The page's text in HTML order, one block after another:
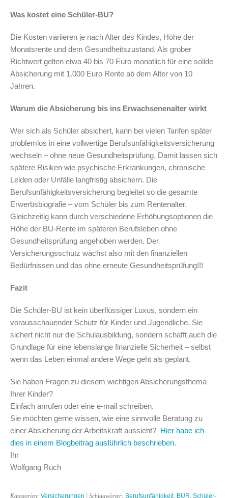
Was kostet eine Schüler-BU?
Die Kosten variieren je nach Alter des Kindes, Höhe der
Monatsrente und dem Gesundheitszustand. Als grober
Richtwert gelten etwa 40 bis 70 Euro monatlich für eine solide
Absicherung mit 1.000 Euro Rente ab dem Alter von 10
Jahren.
Warum die Absicherung bis ins Erwachsenenalter wirkt
Wer sich als Schüler absichert, kann bei vielen Tarifen später
problemlos in eine vollwertige Berufsunfähigkeitsversicherung
wechseln – ohne neue Gesundheitsprüfung. Damit lassen sich
spätere Risiken wie psychische Erkrankungen, chronische
Leiden oder Unfälle langfristig absichern. Die
Berufsunfähigkeitsversicherung begleitet so die gesamte
Erwerbsbiografie – vom Schüler bis zum Rentenalter.
Gleichzeitig kann durch verschiedene Erhöhungsoptionen die
Höhe der BU-Rente im späteren Berufsleben ohne
Gesundheitsprüfung angehoben werden. Der
Versicherungsschutz wächst also mit den finanziellen
Bedürfnissen und das ohne erneute Gesundheitsprüfung!!!
Fazit
Die Schüler-BU ist kein überflüssiger Luxus, sondern ein
vorausschauender Schutz für Kinder und Jugendliche. Sie
sichert nicht nur die Schulausbildung, sondern schafft auch die
Grundlage für eine lebenslange finanzielle Sicherheit – selbst
wenn das Leben einmal andere Wege geht als geplant.
Sie haben Fragen zu diesem wichtigen Absicherungsthema
Ihrer Kinder?
Einfach anrufen oder eine e-mail schreiben.
Sie möchten gerne wissen, wie eine sinnvolle Beratung zu
einer Absicherung der Arbeitskraft aussieht? Hier habe ich
dies in einem Blogbeitrag ausführlich beschrieben.
Ihr
Wolfgang Ruch
Kategorien: Versicherungen | Schlagwörter: Berufsunfähigkeit, BUR Schüler-